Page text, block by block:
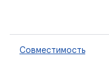
Совместимость